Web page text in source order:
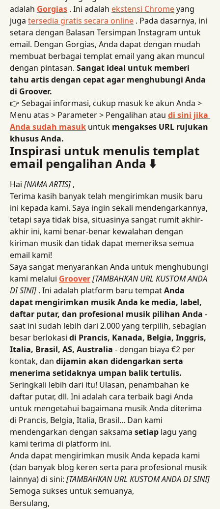
adalah Gorgias . Ini adalah ekstensi Chrome yang
juga tersedia gratis secara online . Pada dasarnya, ini
setara dengan Balasan Tersimpan Instagram untuk
email. Dengan Gorgias, Anda dapat dengan mudah
membuat berbagai templat email yang akan muncul
dengan pintasan. Sangat ideal untuk memberi
tahu artis dengan cepat agar menghubungi Anda
di Groover.
👉 Sebagai informasi, cukup masuk ke akun Anda >
Menu atas > Parameter > Pengalihan atau di sini jika
Anda sudah masuk untuk mengakses URL rujukan
khusus Anda.
Inspirasi untuk menulis templat
email pengalihan Anda ⬇️
Hai [NAMA ARTIS] ,
Terima kasih banyak telah mengirimkan musik baru
ini kepada kami. Saya ingin sekali mendengarkannya,
tetapi saya tidak bisa, situasinya sangat rumit akhir-
akhir ini, kami benar-benar kewalahan dengan
kiriman musik dan tidak dapat memeriksa semua
email kami!
Saya sangat menyarankan Anda untuk menghubungi
kami melalui Groover[TAMBAHKAN URL KUSTOM ANDA
DI SINI] . Ini adalah platform baru tempat Anda
dapat mengirimkan musik Anda ke media, label,
daftar putar, dan profesional musik pilihan Anda -
saat ini sudah lebih dari 2.000 yang terpilih, sebagian
besar berlokasi di Prancis, Kanada, Belgia, Inggris,
Italia, Brasil, AS, Australia - dengan biaya €2 per
kontak, dan dijamin akan didengarkan serta
menerima setidaknya umpan balik tertulis.
Seringkali lebih dari itu! Ulasan, penambahan ke
daftar putar, dll. Ini adalah cara terbaik bagi Anda
untuk mengetahui bagaimana musik Anda diterima
di Prancis, Belgia, Italia, Brasil... Dan kami
mendengarkan dengan saksama setiap lagu yang
kami terima di platform ini.
Anda dapat mengirimkan musik Anda kepada kami
(dan banyak blog keren serta para profesional musik
lainnya) di sini: [TAMBAHKAN URL KUSTOM ANDA DI SINI]
Semoga sukses untuk semuanya,
Bersulang,